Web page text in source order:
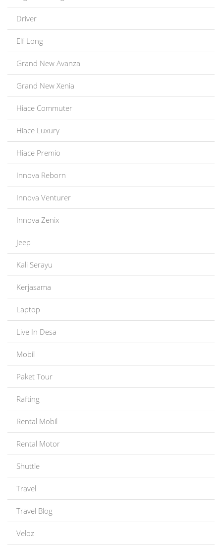
Driver
Elf Long
Grand New Avanza
Grand New Xenia
Hiace Commuter
Hiace Luxury
Hiace Premio
Innova Reborn
Innova Venturer
Innova Zenix
Jeep
Kali Serayu
Kerjasama
Laptop
Live In Desa
Mobil
Paket Tour
Rafting
Rental Mobil
Rental Motor
Shuttle
Travel
Travel Blog
Veloz